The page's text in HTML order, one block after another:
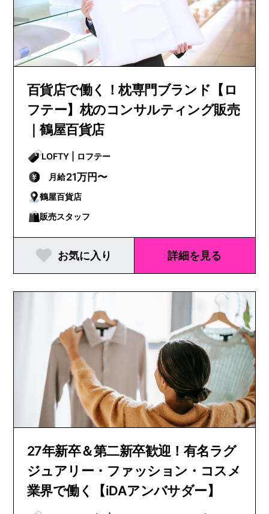
百貨店で働く！枕専門ブランド【ロ
フテー】枕のコンサルティング販売
｜鶴屋百貨店
LOFTY | ロフテー
月給21万円〜
鶴屋百貨店
販売スタッフ
お気に入り 詳細を見る
27年新卒＆第二新卒歓迎！有名ラグ
ジュアリー・ファッション・コスメ
業界で働く【iDAアンバサダー】